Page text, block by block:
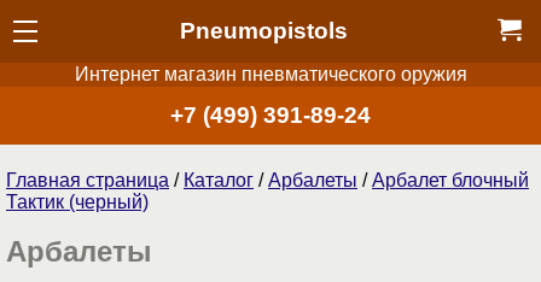
Pneumopistols
Интернет магазин пневматического оружия
+7 (499) 391-89-24
Главная страница / Каталог /Арбалеты /Арбалет блочный
Тактик (черный)
Арбалеты